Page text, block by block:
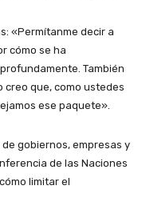
«Permítanme decir a
cómo se ha
También
creo que, como ustedes
ese paquete».
gobiernos, empresas y
de las Naciones
limitar el